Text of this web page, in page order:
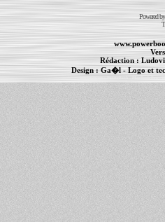
Powered
Rédaction :
Design : Ga�l- Logo et